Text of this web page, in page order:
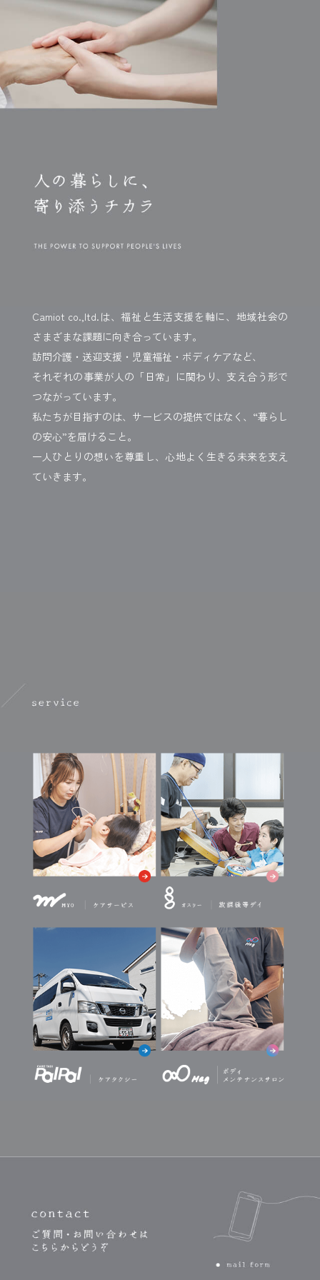
Camiot co.,ltd.は、福祉と生活支援を軸に、地域社会の
さまざまな課題に向き合っています。
訪問介護・送迎支援・児童福祉・ボディケアなど、
それぞれの事業が人の「日常」に関わり、支え合う形で
つながっています。
私たちが目指すのは、サービスの提供ではなく、“暮らし
の安心”を届けること。
一人ひとりの想いを尊重し、心地よく生きる未来を支え
ていきます。